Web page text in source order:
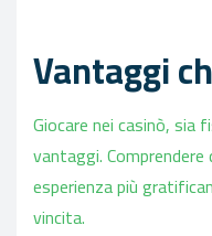
Vantaggi
Giocare nei casinò, sia
vantaggi.
esperienza più
vincita.